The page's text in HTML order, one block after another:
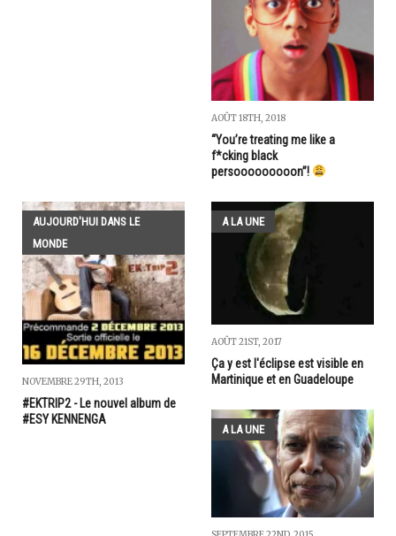
AOÛT 18TH, 2018
“You’re treating me like a
f*cking black
persooooooooon”!
AUJOURD'HUI DANS LE
MONDE
NOVEMBRE 29TH, 2013
#EKTRIP2 - Le nouvel album de
#ESY KENNENGA
A LA UNE
AOÛT 21ST, 2017
Ça y est l'éclipse est visible en
Martinique et en Guadeloupe
A LA UNE